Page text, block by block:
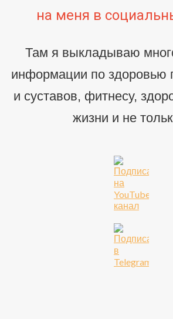
на меня в
Там я выкладываю
информации по здоровью
и суставов, фитнесу,
жизни и не